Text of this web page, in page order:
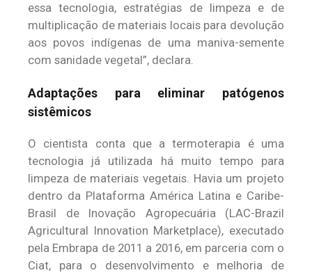
essa tecnologia, estratégias de limpeza e de
multiplicação de materiais locais para devolução
aos povos indígenas de uma maniva-semente
com sanidade vegetal”, declara.
Adaptações para eliminar patógenos
sistêmicos
O cientista conta que a termoterapia é uma
tecnologia já utilizada há muito tempo para
limpeza de materiais vegetais. Havia um projeto
dentro da Plataforma América Latina e Caribe-
Brasil de Inovação Agropecuária (LAC-Brazil
Agricultural Innovation Marketplace), executado
pela Embrapa de 2011 a 2016, em parceria com o
Ciat, para o desenvolvimento e melhoria de